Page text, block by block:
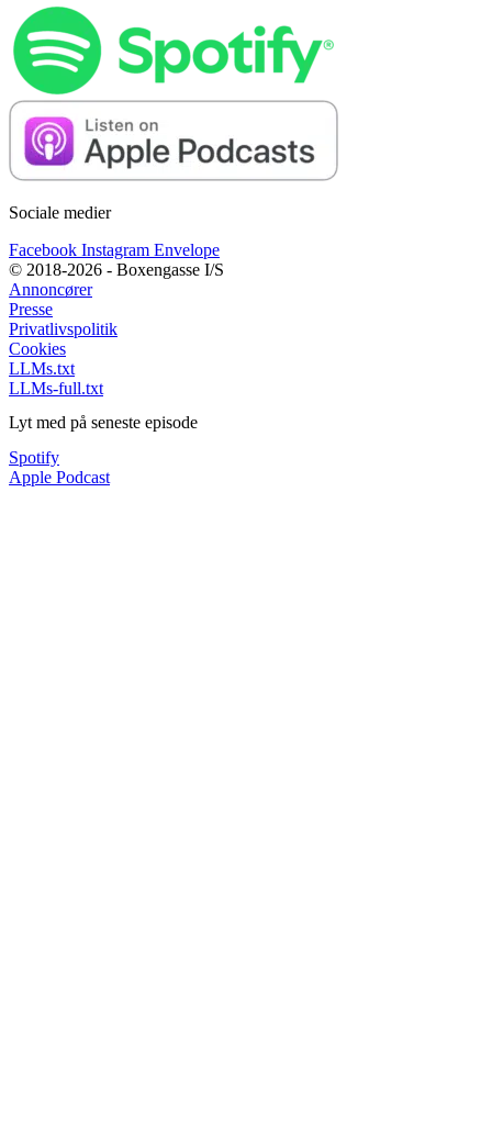
Sociale medier
Facebook Instagram Envelope
© 2018-2026 - Boxengasse I/S
Annoncører
Presse
Privatlivspolitik
Cookies
LLMs.txt
LLMs-full.txt
Lyt med på seneste episode
Spotify
Apple Podcast